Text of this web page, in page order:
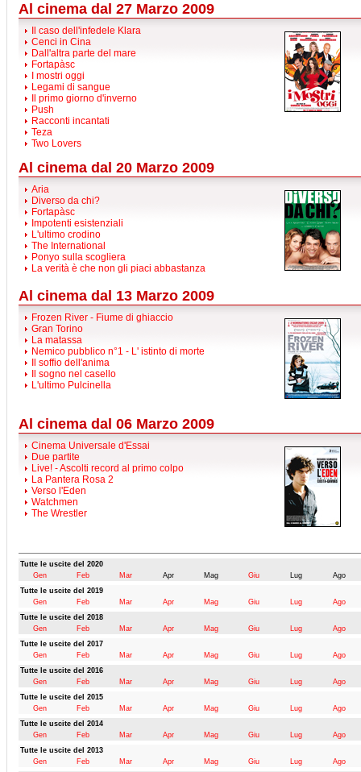
Al cinema dal 27 Marzo 2009
Il caso dell'infedele Klara
Cenci in Cina
Dall'altra parte del mare
Fortapàsc
I mostri oggi
Legami di sangue
Il primo giorno d'inverno
Push
Racconti incantati
Teza
Two Lovers
Al cinema dal 20 Marzo 2009
Aria
Diverso da chi?
Fortapàsc
Impotenti esistenziali
L'ultimo crodino
The International
Ponyo sulla scogliera
La verità è che non gli piaci abbastanza
Al cinema dal 13 Marzo 2009
Frozen River - Fiume di ghiaccio
Gran Torino
La matassa
Nemico pubblico n°1 - L' istinto di morte
Il soffio dell'anima
Il sogno nel casello
L'ultimo Pulcinella
Al cinema dal 06 Marzo 2009
Cinema Universale d'Essai
Due partite
Live! - Ascolti record al primo colpo
La Pantera Rosa 2
Verso l'Eden
Watchmen
The Wrestler
Tutte le uscite del 2020
Gen
Feb Mar Apr Mag Giu Lug
Ago
Tutte le uscite del 2019
Gen
Feb Mar Apr Mag Giu Lug
Ago
Tutte le uscite del 2018
Gen
Feb Mar Apr Mag Giu Lug
Ago
Tutte le uscite del 2017
Gen
Feb Mar Apr Mag Giu Lug
Ago
Tutte le uscite del 2016
Gen
Feb Mar Apr Mag Giu Lug
Ago
Tutte le uscite del 2015
Gen
Feb Mar Apr Mag Giu Lug
Ago
Tutte le uscite del 2014
Gen
Feb Mar Apr Mag Giu Lug
Ago
Tutte le uscite del 2013
Gen
Feb Mar Apr Mag Giu Lug
Ago